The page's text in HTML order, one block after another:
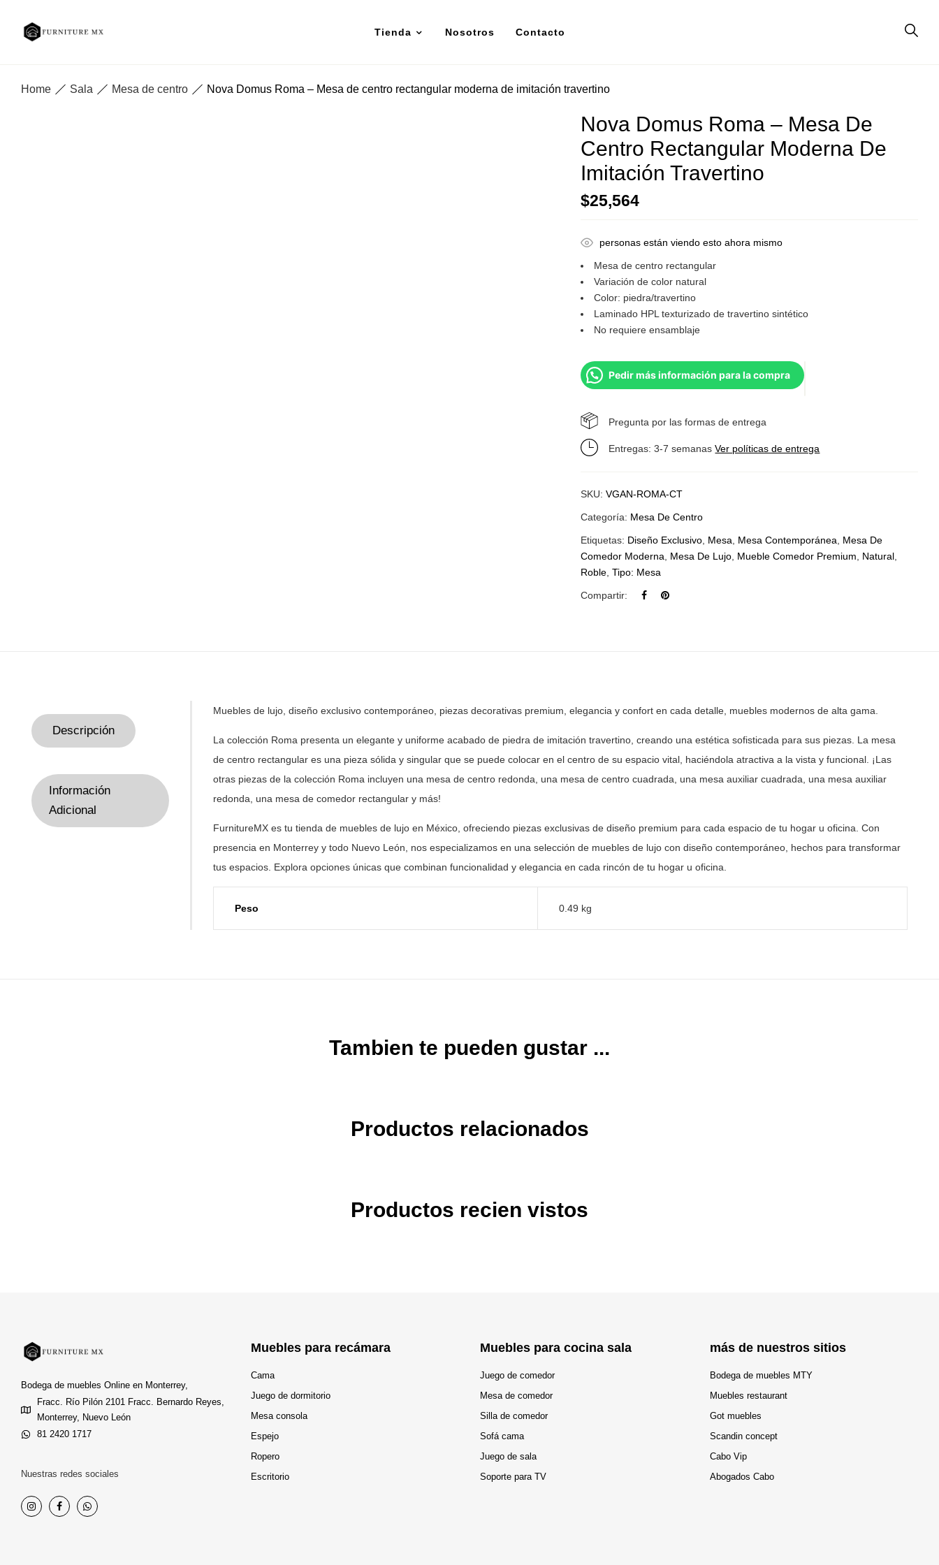
Tienda Nosotros Contacto
Home Sala Mesa de centro Nova Domus Roma – Mesa de centro rectangular moderna de imitación travertino
Nova Domus Roma – Mesa De
Centro Rectangular Moderna De
Imitación Travertino
$25,564
personas están viendo esto ahora mismo
Mesa de centro rectangular
Variación de color natural
Color: piedra/travertino
Laminado HPL texturizado de travertino sintético
No requiere ensamblaje
Pedir más información para la compra
Pregunta por las formas de entrega
Entregas: 3-7 semanasVer políticas de entrega
SKU:VGAN-ROMA-CT
Categoría: Mesa De Centro
Etiquetas: Diseño Exclusivo Mesa Mesa Contemporánea
Mesa De
Comedor Moderna
Mesa De Lujo Mueble Comedor Premium Natural
Roble ,Tipo: Mesa
Compartir:
Descripción
Información
Adicional
Muebles de lujo, diseño exclusivo contemporáneo, piezas decorativas premium, elegancia y confort en cada detalle, muebles modernos de alta gama.
La colección Roma presenta un elegante y uniforme acabado de piedra de imitación travertino, creando una estética sofisticada para sus piezas. La mesa
de centro rectangular es una pieza sólida y singular que se puede colocar en el centro de su espacio vital, haciéndola atractiva a la vista y funcional. ¡Las
otras piezas de la colección Roma incluyen una mesa de centro redonda, una mesa de centro cuadrada, una mesa auxiliar cuadrada, una mesa auxiliar
redonda, una mesa de comedor rectangular y más!
FurnitureMX es tu tienda de muebles de lujo en México, ofreciendo piezas exclusivas de diseño premium para cada espacio de tu hogar u oficina. Con
presencia en Monterrey y todo Nuevo León, nos especializamos en una selección de muebles de lujo con diseño contemporáneo, hechos para transformar
tus espacios. Explora opciones únicas que combinan funcionalidad y elegancia en cada rincón de tu hogar u oficina.
Peso 0.49 kg
Tambien te pueden gustar ...
Productos relacionados
Productos recien vistos
Bodega de muebles Online en Monterrey,
Fracc. Río Pilón 2101 Fracc. Bernardo Reyes,
Monterrey, Nuevo León
81 2420 1717
Nuestras redes sociales
Muebles para recámara
Cama
Juego de dormitorio
Mesa consola
Espejo
Ropero
Escritorio
Muebles para cocina sala
Juego de comedor
Mesa de comedor
Silla de comedor
Sofá cama
Juego de sala
Soporte para TV
más de nuestros sitios
Bodega de muebles MTY
Muebles restaurant
Got muebles
Scandin concept
Cabo Vip
Abogados Cabo